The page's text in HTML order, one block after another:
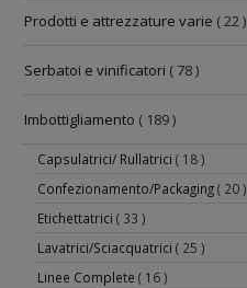
Prodotti e attrezzature varie ( 22 )
Serbatoi e vinificatori ( 78 )
Imbottigliamento ( 189 )
Capsulatrici/ Rullatrici ( 18 )
Confezionamento/Packaging ( 20 )
Etichettatrici ( 33 )
Lavatrici/Sciacquatrici ( 25 )
Linee Complete ( 16 )